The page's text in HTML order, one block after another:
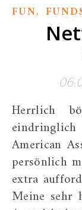
FUN,
Herrlich böse und gerade deshalb so
American
persönlich
extra
Meine sehr